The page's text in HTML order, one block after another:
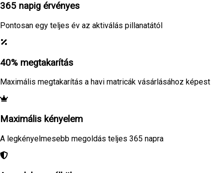
365 napig érvényes
Pontosan egy teljes év az aktiválás pillanatától
40% megtakarítás
Maximális megtakarítás a havi matricák vásárlásához képest
Maximális kényelem
A legkényelmesebb megoldás teljes 365 napra